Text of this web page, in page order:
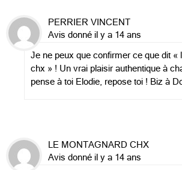
PERRIER VINCENT
Avis donné il y a 14 ans
Je ne peux que confirmer ce que dit «
chx » ! Un vrai plaisir authentique à
pense à toi Elodie, repose toi ! Biz à
LE MONTAGNARD CHX
Avis donné il y a 14 ans